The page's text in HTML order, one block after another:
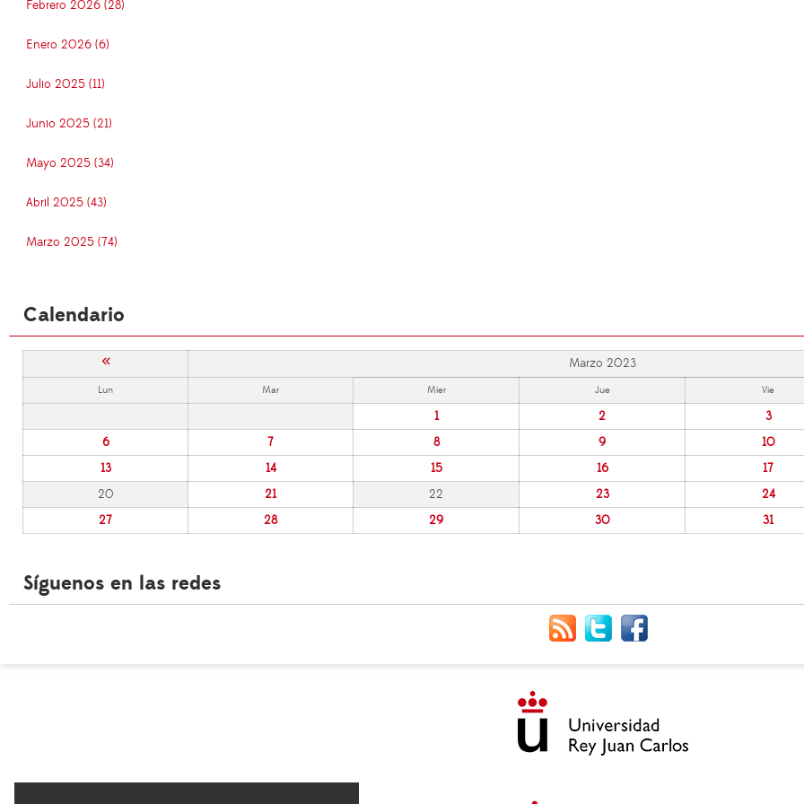
Febrero 2026 (28)
Enero 2026 (6)
Julio 2025 (11)
Junio 2025 (21)
Mayo 2025 (34)
Abril 2025 (43)
Marzo 2025 (74)
Calendario
« Marzo 2023
Lun Mar Mier Jue Vie
1 2 3
6
7 8 9 10
13
14 15 16 17
20
21 22 23 24
27
28 29 30 31
Síguenos en las redes